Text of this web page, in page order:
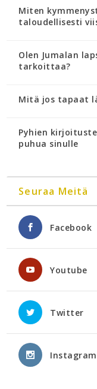
Miten
taloudellisesti
Olen Jumalan
tarkoittaa?
Mitä jos tapaat
Pyhien
puhua sinulle
Seuraa Meitä
Facebook
Youtube
Twitter
Instagram